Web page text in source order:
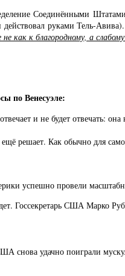
Соединёнными Штатами
руками Тель-
как к благородному, а
по Венесуэле:
и не будет отвечать:
решает. Как обычно для
успешно провели
Госсекретарь США Марко
снова удачно поиграли